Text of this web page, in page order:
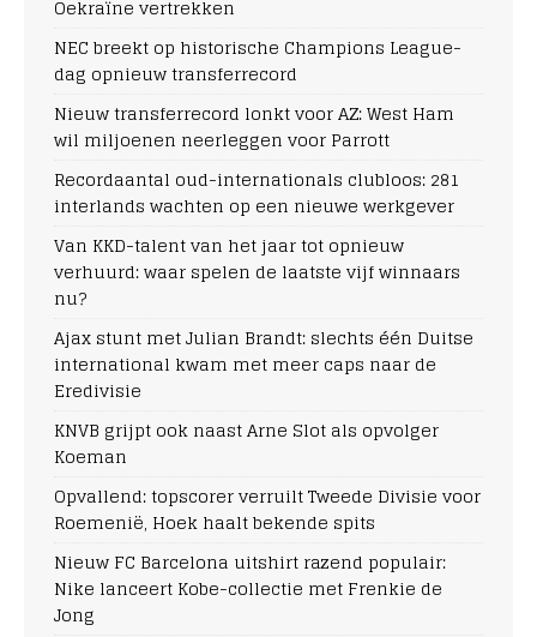
Oekraïne vertrekken
NEC breekt op historische Champions League-
dag opnieuw transferrecord
Nieuw transferrecord lonkt voor AZ: West Ham
wil miljoenen neerleggen voor Parrott
Recordaantal oud-internationals clubloos: 281
interlands wachten op een nieuwe werkgever
Van KKD-talent van het jaar tot opnieuw
verhuurd: waar spelen de laatste vijf winnaars
nu?
Ajax stunt met Julian Brandt: slechts één Duitse
international kwam met meer caps naar de
Eredivisie
KNVB grijpt ook naast Arne Slot als opvolger
Koeman
Opvallend: topscorer verruilt Tweede Divisie voor
Roemenië, Hoek haalt bekende spits
Nieuw FC Barcelona uitshirt razend populair:
Nike lanceert Kobe-collectie met Frenkie de
Jong